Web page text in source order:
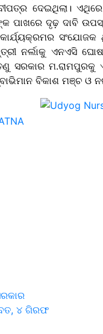
ଦେଇଥିଲା।
ପାଖରେ ଦୃଢ଼ ଦାବି
ସଂଯୋଜକ
ନର୍ଲାକୁ ଏନଏସି
ସରକାର ମ.ରାମପୁରକୁ
ବିକାଶ ମଞ୍ଚ ଓ
୪ ଗିରଫ